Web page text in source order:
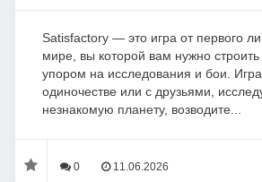
Satisfactory — это игра от первого
мире, вы которой вам нужно
упором на исследования и бои.
одиночестве или с друзьями,
незнакомую планету, возводите...
0 11.06.2026